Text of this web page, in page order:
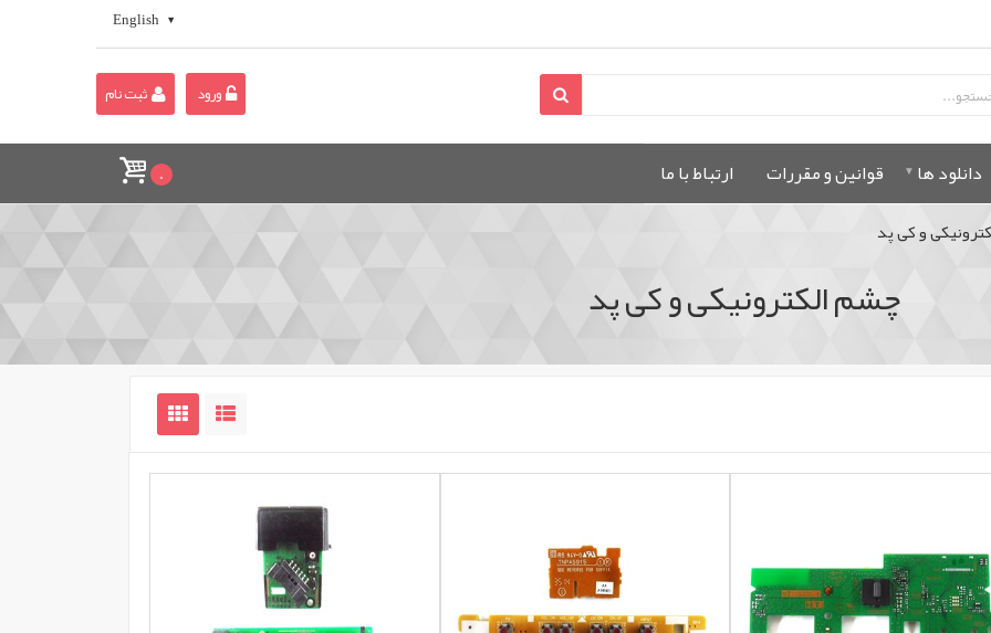
English
ورود ثبت نام
دانلود ها قوانين و مقررات ارتباط با ما 0
و کی پد
چشم الکترونیکی و کی پد